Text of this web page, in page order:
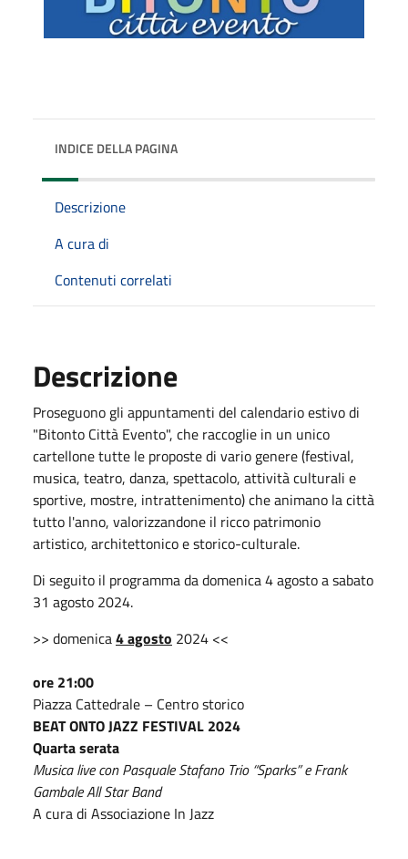
INDICE DELLA PAGINA
Descrizione
A cura di
Contenuti correlati
Descrizione
Proseguono gli appuntamenti del calendario estivo di
"Bitonto Città Evento", che raccoglie in un unico
cartellone tutte le proposte di vario genere (festival,
musica, teatro, danza, spettacolo, attività culturali e
sportive, mostre, intrattenimento) che animano la città
tutto l'anno, valorizzandone il ricco patrimonio
artistico, architettonico e storico-culturale.
Di seguito il programma da domenica 4 agosto a sabato
31 agosto 2024.
>> domenica4 agosto 2024 <<
ore 21:00
Piazza Cattedrale – Centro storico
BEAT ONTO JAZZ FESTIVAL 2024
Quarta serata
Musica live con Pasquale Stafano Trio “Sparks” e Frank
Gambale All Star Band
A cura di Associazione In Jazz